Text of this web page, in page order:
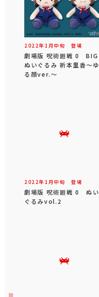
2022年 1 月中旬 登場
劇場版 呪術廻戦 0 BIG
ぬいぐるみ 祈本里香～ゆ
る顔ver.～
2022年 1 月中旬 登場
劇場版 呪術廻戦 0 ぬい
ぐるみvol.2